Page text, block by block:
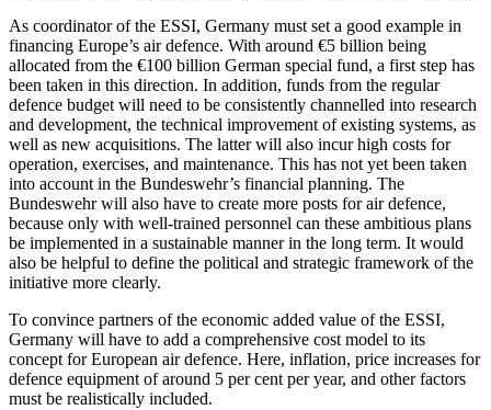
As coordinator of the ESSI, Germany must set a good example in
financing Europe’s air defence. With around €5 bil­lion being
allocated from the €100 billion German special fund, a first step has
been taken in this direction. In addition, funds from the regular
defence budget will need to be consistently channelled into research
and development, the technical improvement of existing systems, as
well as new acquisitions. The latter will also incur high costs for
operation, exercises, and maintenance. This has not yet been taken
into account in the Bundeswehr’s financial plan­ning. The
Bundeswehr will also have to create more posts for air defence,
because only with well-trained personnel can these am­bi­tious plans
be implemented in a sus­tainable manner in the long term. It would
also be helpful to define the political and strategic framework of the
initiative more clearly.
To convince partners of the economic added value of the ESSI,
Germany will have to add a comprehensive cost model to its
concept for European air defence. Here, inflation, price increases for
defence equip­ment of around 5 per cent per year, and other factors
must be realistically included.